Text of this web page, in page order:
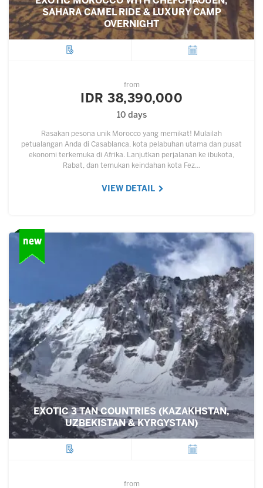
SAHARA CAMEL RIDE & LUXURY CAMP
OVERNIGHT
from
IDR 38,390,000
10 days
Rasakan pesona unik Morocco yang memikat! Mulailah
petualangan Anda di Casablanca, kota pelabuhan utama dan pusat
ekonomi terkemuka di Afrika. Lanjutkan perjalanan ke ibukota,
Rabat, dan temukan keindahan kota Fez…
VIEW DETAIL
EXOTIC 3 TAN COUNTRIES (KAZAKHSTAN,
UZBEKISTAN & KYRGYSTAN)
from